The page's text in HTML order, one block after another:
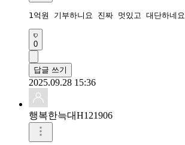
1억원 기부하니요 진짜 멋있고 대단하네요
0
답글 쓰기
2025.09.28 15:36
행복한늑대H121906